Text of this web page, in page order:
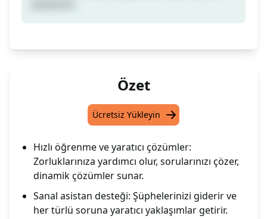
Özet
Ücretsiz Yükleyin
Hızlı öğrenme ve yaratıcı çözümler:
Zorluklarınıza yardımcı olur, sorularınızı çözer,
dinamik çözümler sunar.
Sanal asistan desteği: Şüphelerinizi giderir ve
her türlü soruna yaratıcı yaklaşımlar getirir.